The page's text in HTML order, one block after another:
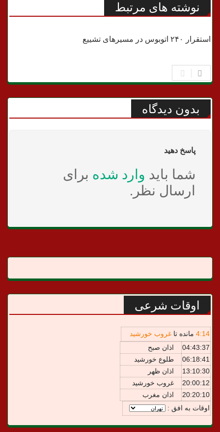
نوشته های مرتبط
شهری
استقرار ۲۴۰ اتوبوس در مسیرهای تشییع
بدون دیدگاه
پاسخ دهید
شما باید وارد شده برای
ارسال نظر.
اوقات شرعی
4:14 مانده تا غروب خورشید
04:43:37
اذان صبح
06:18:41
طلوع خورشید
13:10:30
اذان ظهر
20:00:12
غروب خورشید
20:20:10
اذان مغرب
اوقات به افق :